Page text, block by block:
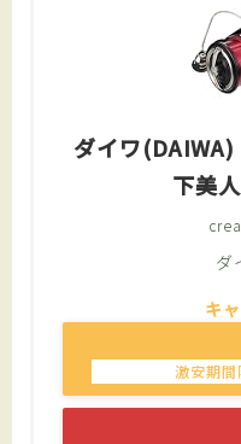
ダイワ
下美
ダ